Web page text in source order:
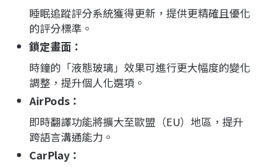
睡眠追蹤評分系統獲得更新，提供更精確且優化
的評分標準。
鎖定畫面 ：
時鐘的「液態玻璃」效果可進行更大幅度的變化
調整，提升個人化選項。
AirPods ：
即時翻譯功能將擴大至歐盟（EU）地區，提升
跨語言溝通能力。
CarPlay ：